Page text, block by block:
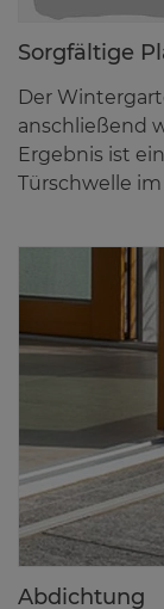
Sorg­fäl­ti­ge
Der
anschließend
Ergebnis ist
Türschwelle
Ab­dich­tung